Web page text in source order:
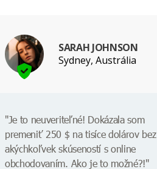
SARAH JOHNSON
Sydney, Austrália
"Je to neuveriteľné! Dokázala som
premeniť 250 $ na tisíce dolárov bez
akýchkoľvek skúseností s online
obchodovaním. Ako je to možné?!"